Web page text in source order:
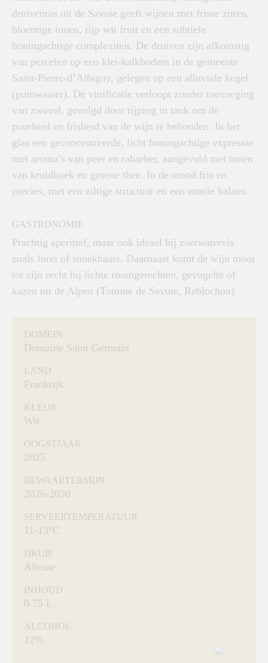
druivenras uit de Savoie geeft wijnen met frisse zuren,
bloemige tonen, rijp wit fruit en een subtiele
honingachtige complexiteit. De druiven zijn afkomstig
van percelen op een klei-kalkbodem in de gemeente
Saint-Pierre-d’Albigny, gelegen op een alluviale kegel
(puinwaaier). De vinificatie verloopt zonder toevoeging
van zwavel, gevolgd door rijping in tank om de
puurheid en frisheid van de wijn te behouden. In het
glas een geconcentreerde, licht honingachtige expressie
met aroma’s van peer en rabarber, aangevuld met tonen
van kruidkoek en groene thee. In de mond fris en
precies, met een ziltige structuur en een mooie balans.
GASTRONOMIE
Prachtig aperitief, maar ook ideaal bij zoetwatervis
zoals forel of snoekbaars. Daarnaast komt de wijn mooi
tot zijn recht bij lichte roomgerechten, gevogelte of
kazen uit de Alpen (Tomme de Savoie, Reblochon).
DOMEIN
Domaine Saint Germain
LAND
Frankrijk
KLEUR
Wit
OOGSTJAAR
2025
BEWAARTERMIJN
2026-2030
SERVEERTEMPERATUUR
11-13°C
DRUIF
Altesse
INHOUD
0.75 L
ALCOHOL
12%